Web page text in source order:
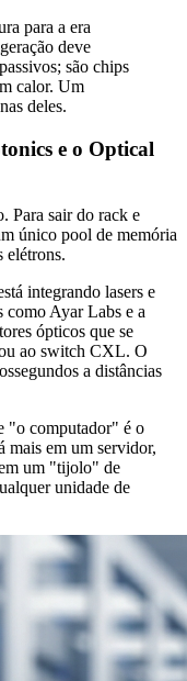
para a era
deve
são chips
calor. Um
deles.
e o Optical
Para sair do rack e
único pool de memória
elétrons.
integrando lasers e
como Ayar Labs e a
ópticos que se
ao switch CXL. O
a distâncias
"o computador" é o
mais em um servidor,
um "tijolo" de
unidade de